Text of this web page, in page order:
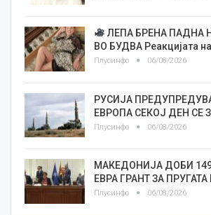
ЛЕПА БРЕНА ПАДНА
ВО БУДВА Реакцијата
Плусинфо 06/08/2026
РУСИЈА
ЕВРОПА СЕКОЈ ДЕН СЕ
Плусинфо 06/08/2026
МАКЕДОНИЈА ДОБИ
ЕВРА ГРАНТ ЗА
Плусинфо 06/08/2026